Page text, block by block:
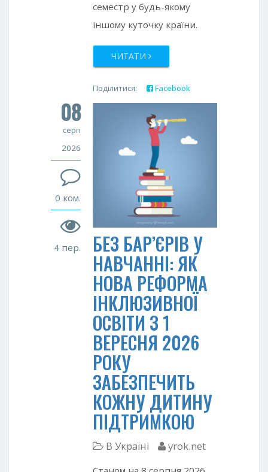
семестр у будь-якому
іншому куточку країни.
ЧИТАТИ
Поділитися:
Facebook
Twitter
Google+
08
серп
2026
0 ком.
4 пер. БЕЗ БАР’ЄРІВ У
НАВЧАННІ: ЯК
НОВА РЕФОРМА
ІНКЛЮЗИВНОЇ
ОСВІТИ З 1
ВЕРЕСНЯ 2026
РОКУ
ЗАБЕЗПЕЧИТЬ
КОЖНУ ДИТИНУ
ПІДТРИМКОЮ
В Україні yrok.net